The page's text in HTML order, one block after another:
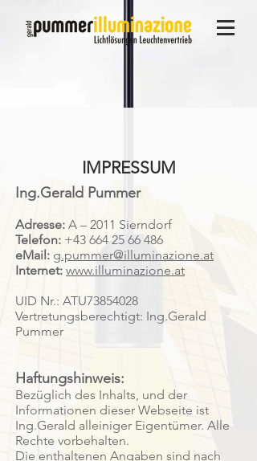
IMPRESSUM
Ing.Gerald Pummer
Adresse: A – 2011 Sierndorf
Telefon: +43 664 25 66 486
eMail: g.pummer@illuminazione.at
Internet: www.illuminazione.at
UID Nr.: ATU73854028
Vertretungsberechtigt: Ing.Gerald
Pummer
Haftungshinweis:
Bezüglich des Inhalts, und der
Informationen dieser Webseite ist
Ing.Gerald alleiniger Eigentümer. Alle
Rechte vorbehalten.
Die enthaltenen Angaben sind nach